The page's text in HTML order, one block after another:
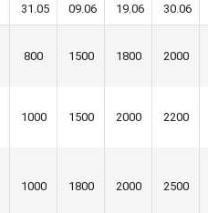
31.05
09.06
19.06
30.06
800 1500 1800 2000
1000 1500 2000 2200
1000 1800 2000 2500